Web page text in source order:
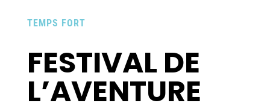
TEMPS FORT
FESTIVAL DE
L’AVENTURE